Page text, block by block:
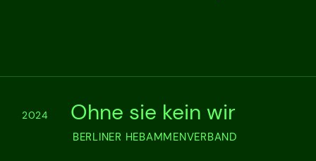
2024 Ohne sie kein wir
BERLINER HEBAMMENVERBAND